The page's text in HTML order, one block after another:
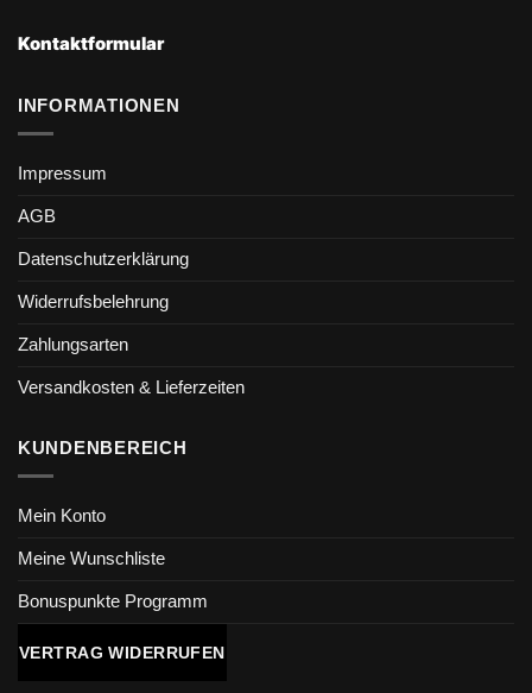
Kontaktformular
INFORMATIONEN
Impressum
AGB
Datenschutzerklärung
Widerrufsbelehrung
Zahlungsarten
Versandkosten & Lieferzeiten
KUNDENBEREICH
Mein Konto
Meine Wunschliste
Bonuspunkte Programm
VERTRAG WIDERRUFEN